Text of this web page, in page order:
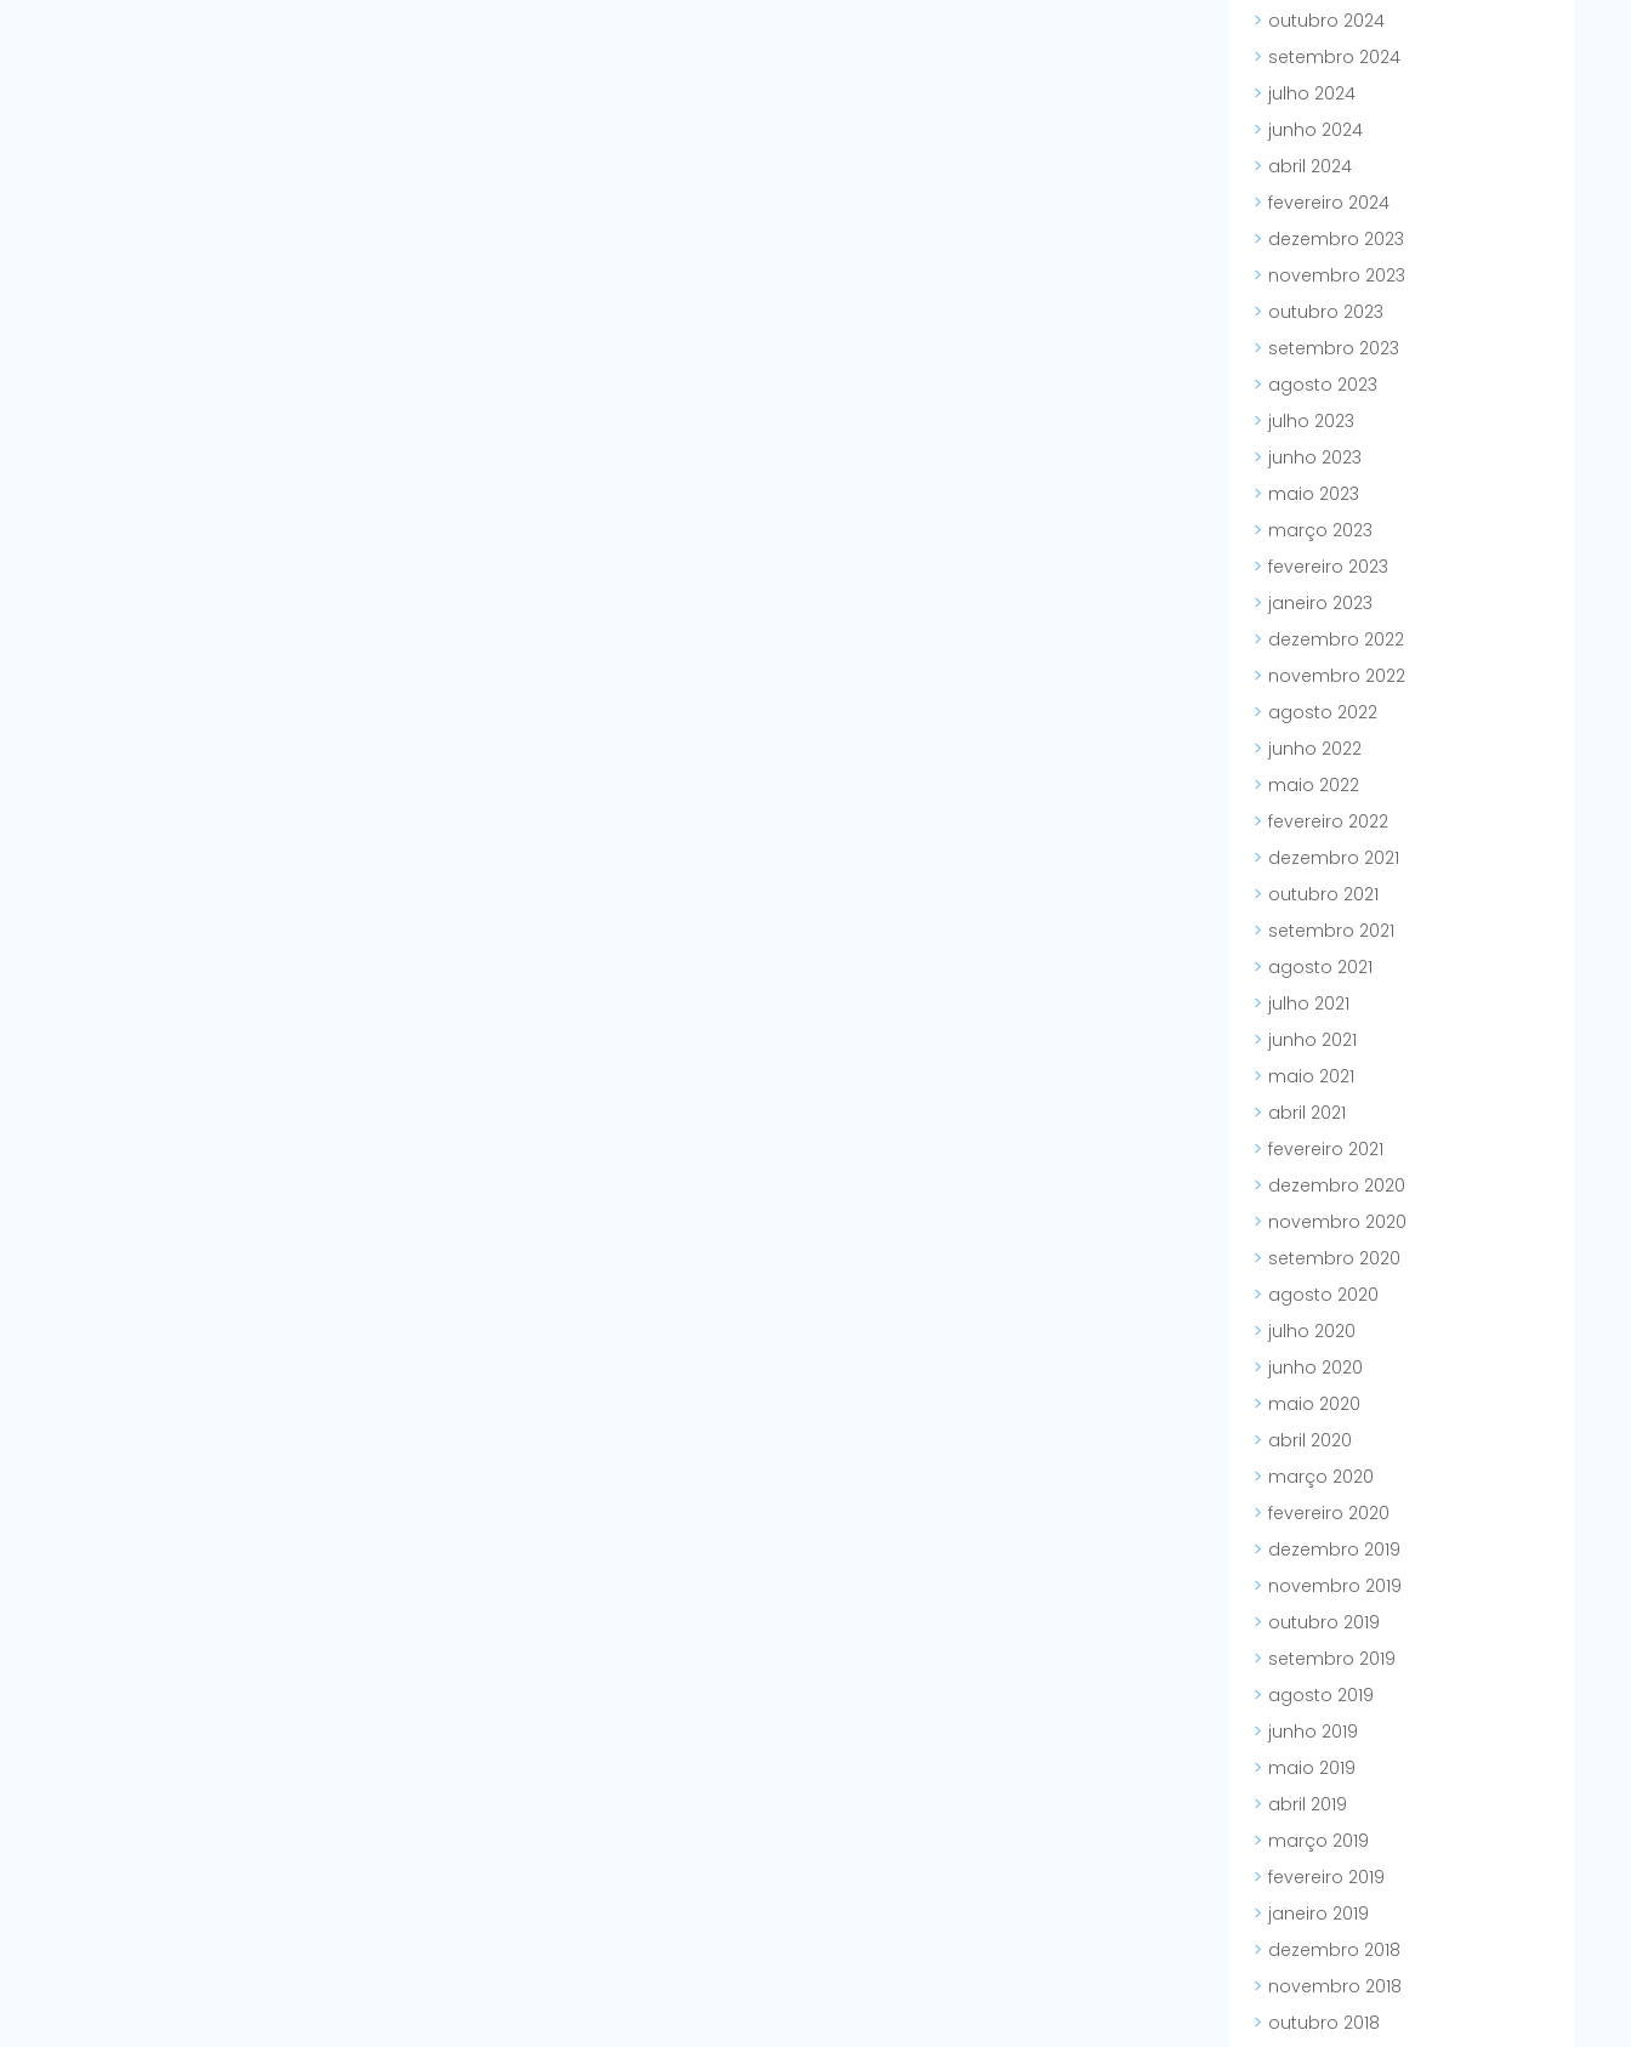
outubro 2024
setembro 2024
julho 2024
junho 2024
abril 2024
fevereiro 2024
dezembro 2023
novembro 2023
outubro 2023
setembro 2023
agosto 2023
julho 2023
junho 2023
maio 2023
março 2023
fevereiro 2023
janeiro 2023
dezembro 2022
novembro 2022
agosto 2022
junho 2022
maio 2022
fevereiro 2022
dezembro 2021
outubro 2021
setembro 2021
agosto 2021
julho 2021
junho 2021
maio 2021
abril 2021
fevereiro 2021
dezembro 2020
novembro 2020
setembro 2020
agosto 2020
julho 2020
junho 2020
maio 2020
abril 2020
março 2020
fevereiro 2020
dezembro 2019
novembro 2019
outubro 2019
setembro 2019
agosto 2019
junho 2019
maio 2019
abril 2019
março 2019
fevereiro 2019
janeiro 2019
dezembro 2018
novembro 2018
outubro 2018